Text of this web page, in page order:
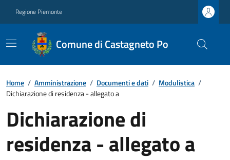
Regione Piemonte
Comune di Castagneto Po
Home / Amministrazione / Documenti e dati / Modulistica /
Dichiarazione di residenza - allegato a
Dichiarazione di
residenza - allegato a